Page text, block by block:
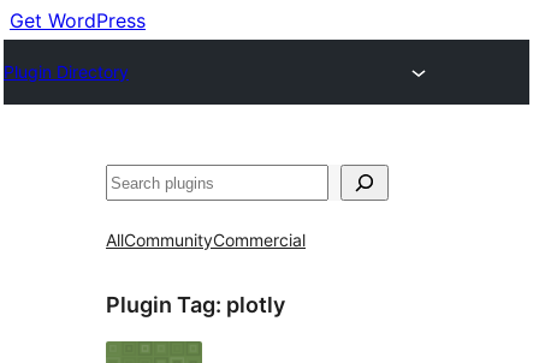
Get WordPress
Plugin Directory
തിരയുക
AllCommunityCommercial
Plugin Tag: plotly